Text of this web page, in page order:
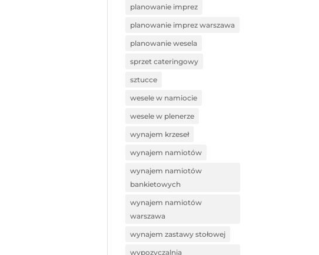
planowanie imprez
planowanie imprez warszawa
planowanie wesela
sprzet cateringowy
sztucce
wesele w namiocie
wesele w plenerze
wynajem krzeseł
wynajem namiotów
wynajem namiotów
bankietowych
wynajem namiotów
warszawa
wynajem zastawy stołowej
wypozyczalnia